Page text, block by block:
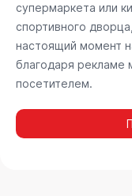
супермаркета или
спортивного
настоящий момент
благодаря рекламе
посетителем.